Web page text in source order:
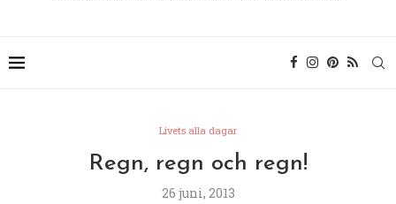
Livets alla dagar
Regn, regn och regn!
26 juni, 2013